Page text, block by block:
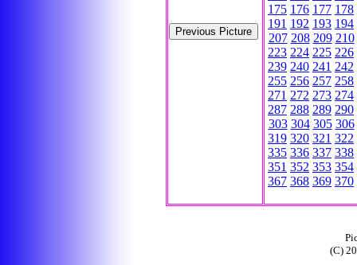
175 176 177 178
191 192 193 194
207 208 209 210
223 224 225 226
239 240 241 242
255 256 257 258
271 272 273 274
287 288 289 290
303 304 305 306
319 320 321 322
335 336 337 338
351 352 353 354
367 368 369 370
(C)